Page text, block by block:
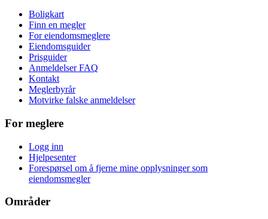
Boligkart
Finn en megler
For eiendomsmeglere
Eiendomsguider
Prisguider
Anmeldelser FAQ
Kontakt
Meglerbyrår
Motvirke falske anmeldelser
For meglere
Logg inn
Hjelpesenter
Forespørsel om å fjerne mine opplysninger som
eiendomsmegler
Områder